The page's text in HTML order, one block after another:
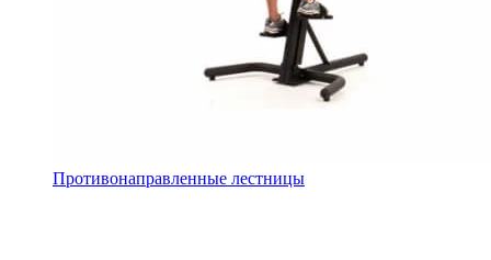
Противонаправленные лестницы